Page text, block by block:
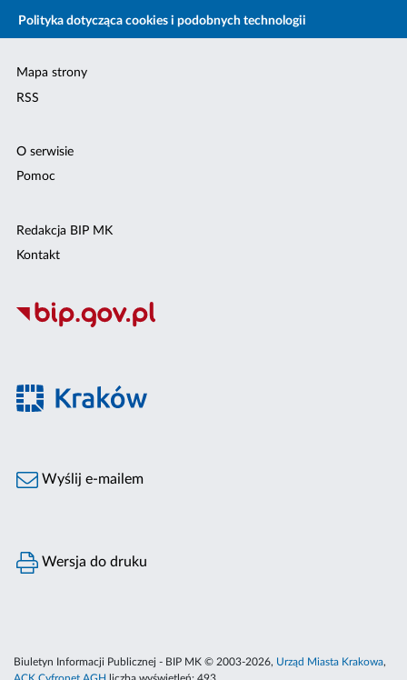
Polityka dotycząca cookies i podobnych technologii
Mapa strony
RSS
O serwisie
Pomoc
Redakcja BIP MK
Kontakt
Wyślij e-mailem
Wersja do druku
Biuletyn Informacji Publicznej - BIP MK © 2003-2026, Urząd Miasta Krakowa,